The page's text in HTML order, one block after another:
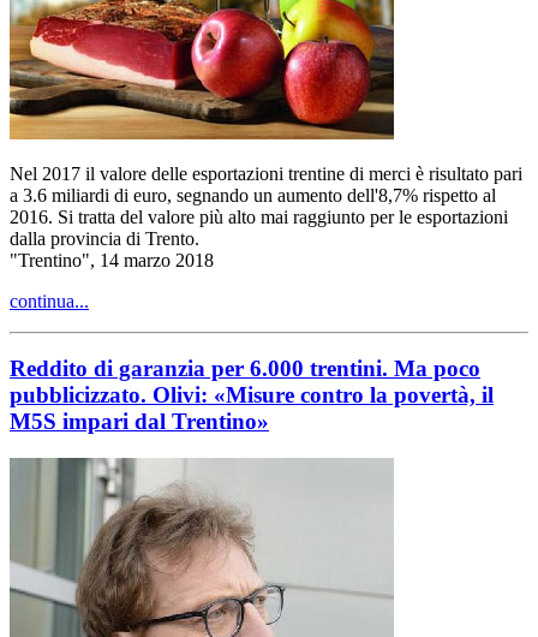
Nel 2017 il valore delle esportazioni trentine di merci è risultato pari
a 3.6 miliardi di euro, segnando un aumento dell'8,7% rispetto al
2016. Si tratta del valore più alto mai raggiunto per le esportazioni
dalla provincia di Trento.
"Trentino", 14 marzo 2018
continua...
Reddito di garanzia per 6.000 trentini. Ma poco
pubblicizzato. Olivi: «Misure contro la povertà, il
M5S impari dal Trentino»